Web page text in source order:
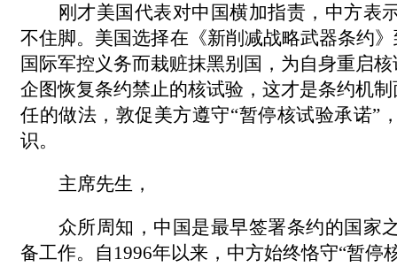
刚才美国代表对中国横加指责，中方表
不住脚。美国选择在《新削减战略武器条约
国际军控义务而栽赃抹黑别国，为自身重启
企图恢复条约禁止的核试验，这才是条约机
任的做法，敦促美方遵守“暂停核试验承诺”
识。
主席先生，
众所周知，中国是最早签署条约的国家
备工作。自 1996年以来，中方始终恪守“暂停